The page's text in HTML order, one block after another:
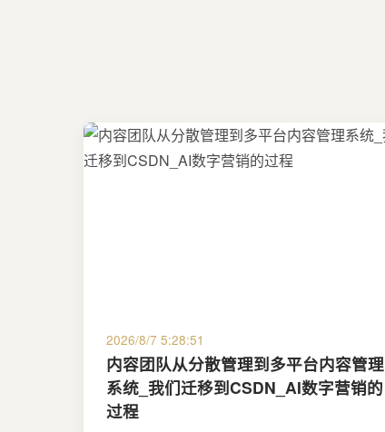
2026/8/7 5:28:51
内容团队从分散管理到多平台内容管理
系统_我们迁移到CSDN_AI数字营销的
过程